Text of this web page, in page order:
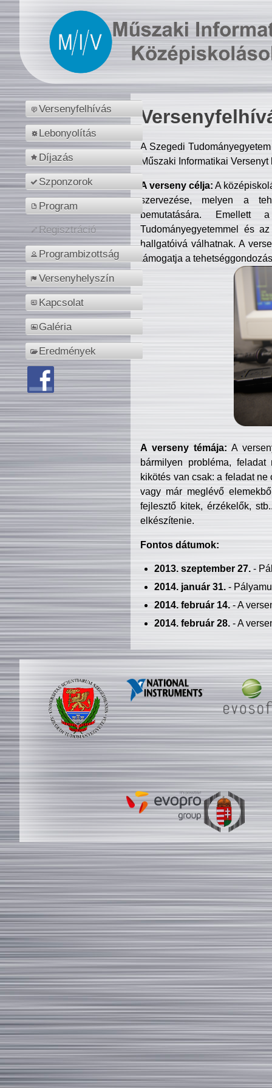
Versenyfelhívás
Lebonyolítás
Díjazás
Szponzorok
Program
Regisztráció
Programbizottság
Versenyhelyszín
Kapcsolat
Galéria
Eredmények
A Szegedi
Műszaki Informatikai
A verseny célja: A
szervezése, melyen a
bemutatására. Emellett
Tudományegyetemmel és
hallgatóivá válhatnak. A
támogatja a
A verseny témája: A
bármilyen probléma, feladat
kikötés van csak: a feladat
vagy már meglévő
fejlesztő kitek, érzékelők,
elkészítenie.
Fontos dátumok:
2013. szeptember 27.-
2014. január 31.-
2014. február 14.- A
2014. február 28.- A